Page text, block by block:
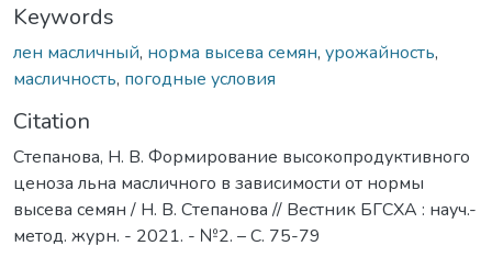
Keywords
лен масличный, норма высева семян, урожайность,
масличность, погодные условия
Citation
Степанова, Н. В. Формирование высокопродуктивного
ценоза льна масличного в зависимости от нормы
высева семян / Н. В. Степанова // Вестник БГСХА : науч.-
метод. журн. - 2021. - №2. – С. 75-79